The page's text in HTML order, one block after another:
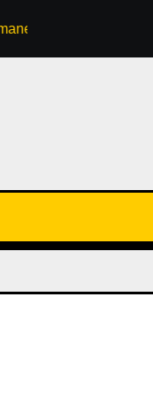
de convertirse en